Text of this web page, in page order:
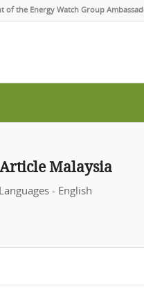
of the Energy Watch Group
Malaysia
- English